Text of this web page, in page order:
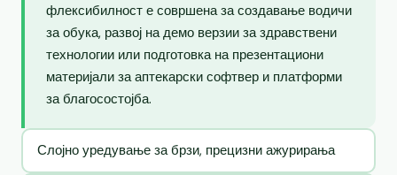
флексибилност е совршена за создавање водичи
за обука, развој на демо верзии за здравствени
технологии или подготовка на презентациони
материјали за аптекарски софтвер и платформи
за благосостојба.
Слојно уредување за брзи, прецизни ажурирања